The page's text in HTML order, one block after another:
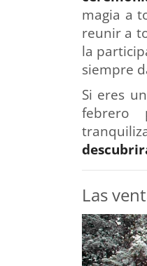
magia a
reunir a
la
siempre
Si eres
febrero
Las